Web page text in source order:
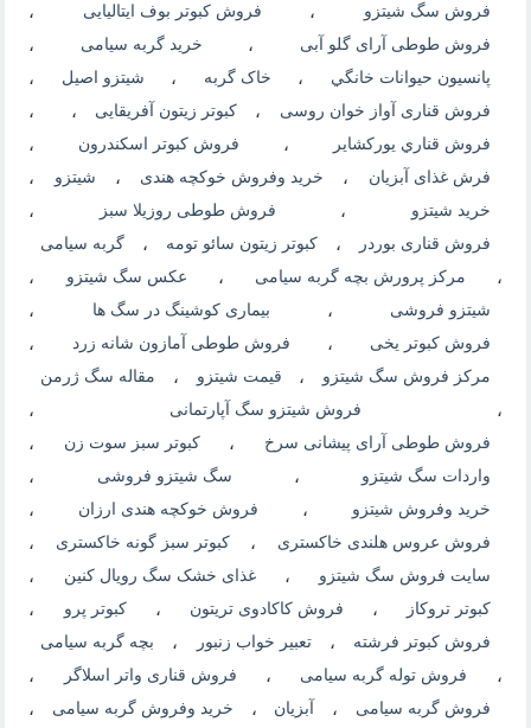
فروش سگ شیتزو ، فروش کبوتر بوف ایتالیایی ،
فروش طوطی آرای گلو آبی ، خرید گربه سیامی ،
پانسيون حيوانات خانگي ، خاک گربه ، شیتزو اصیل ،
فروش قناری آواز خوان روسی ، کبوتر زیتون آفریقایی ، ،
فروش قناري يوركشاير ، فروش کبوتر اسکندرون ،
فرش غذای آبزیان ، خرید وفروش خوکچه هندی ، شیتزو ،
خرید شیتزو ، فروش طوطی روزیلا سبز ،
فروش قناری بوردر ، کبوتر زیتون سائو تومه ، گربه سیامی
، مرکز پرورش بچه گربه سیامی ، عکس سگ شیتزو ،
شیتزو فروشی ، بیماری کوشینگ در سگ ها ،
فروش کبوتر یخی ، فروش طوطی آمازون شانه زرد ،
مرکز فروش سگ شیتزو ، قیمت شیتزو ، مقاله سگ ژرمن
، فروش شیتزو سگ آپارتمانی ،
فروش طوطی آرای پیشانی سرخ ، کبوتر سبز سوت زن ،
واردات سگ شیتزو ، سگ شیتزو فروشی ،
خرید وفروش شیتزو ، فروش خوکچه هندی ارزان ،
فروش عروس هلندی خاکستری ، کبوتر سبز گونه خاکستری ،
سایت فروش سگ شیتزو ، غذای خشک سگ رویال کنین ،
کبوتر تروکاز ، فروش کاکادوی تریتون ، کبوتر پرو ،
فروش کبوتر فرشته ، تعبیر خواب زنبور ، بچه گربه سیامی
، فروش توله گربه سیامی ، فروش قناری واتر اسلاگر ،
فروش گربه سیامی ، آبزیان ، خرید وفروش گربه سیامی ،